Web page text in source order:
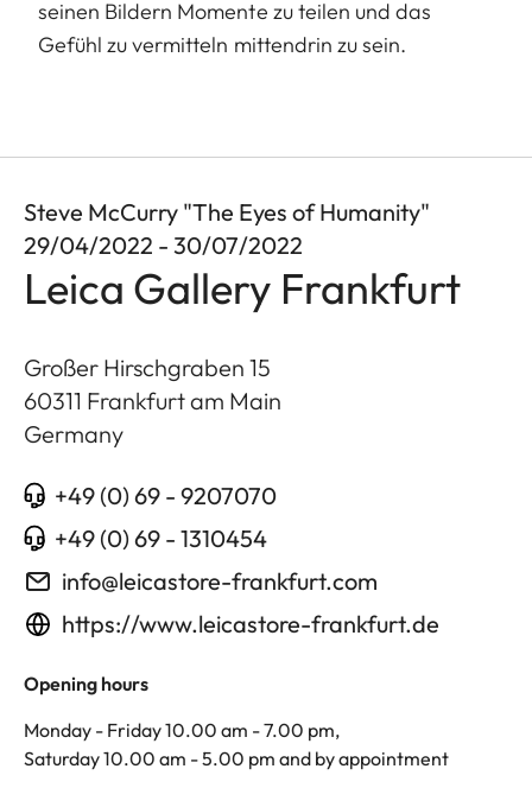
seinen Bildern Momente zu teilen und das
Gefühl zu vermitteln mittendrin zu sein.
Steve McCurry "The Eyes of Humanity"
29/04/2022 - 30/07/2022
Leica Gallery Frankfurt
Großer Hirschgraben 15
60311 Frankfurt am Main
Germany
+49 (0) 69 - 9207070
+49 (0) 69 - 1310454
info@leicastore-frankfurt.com
https://www.leicastore-frankfurt.de
Opening hours
Monday - Friday 10.00 am - 7.00 pm,
Saturday 10.00 am - 5.00 pm and by appointment